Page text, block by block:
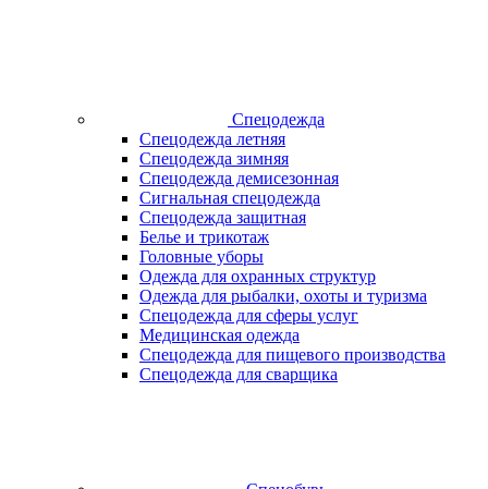
Спецодежда
Спецодежда летняя
Спецодежда зимняя
Спецодежда демисезонная
Сигнальная спецодежда
Спецодежда защитная
Белье и трикотаж
Головные уборы
Одежда для охранных структур
Одежда для рыбалки, охоты и туризма
Спецодежда для сферы услуг
Медицинская одежда
Спецодежда для пищевого производства
Спецодежда для сварщика